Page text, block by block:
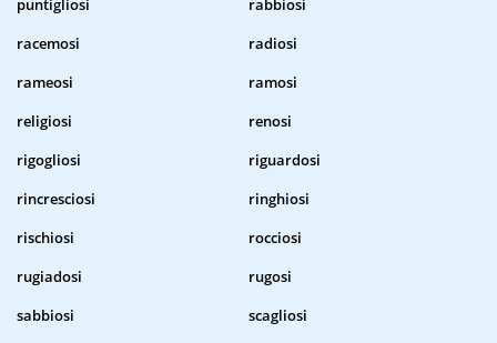
puntigliosi
rabbiosi
racemosi
radiosi
rameosi
ramosi
religiosi
renosi
rigogliosi
riguardosi
rincresciosi
ringhiosi
rischiosi
rocciosi
rugiadosi
rugosi
sabbiosi
scagliosi